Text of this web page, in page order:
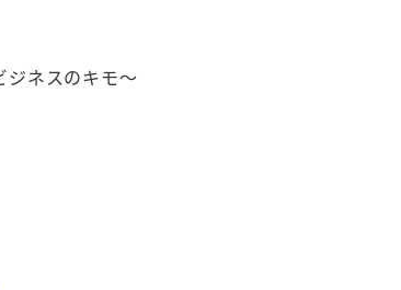
ジネスのキモ～